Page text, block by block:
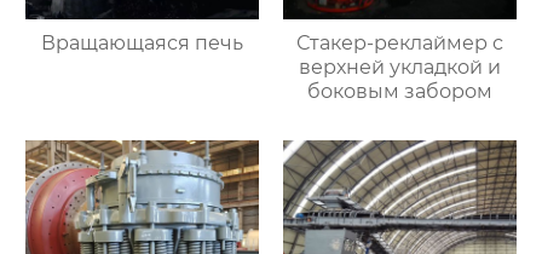
Вращающаяся печь
Стакер-реклаймер с
верхней укладкой и
боковым забором